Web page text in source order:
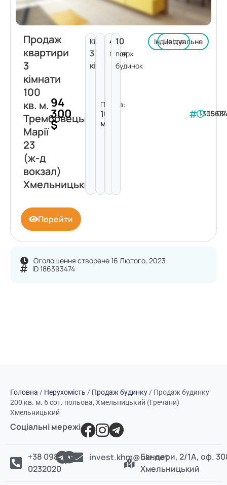
Оголошення створене 16 Лютого, 2023
ID 186393474
Продаж
квартири
3
кімнати
100
кв. м.
Трембовецької
Марії
23
(ж-д
вокзал)
Хмельницький
94
300
$
Кімнат:
3
кімнати
Площа:
100
м²
4
поверх
10
пов.
будинок
Індивідуальне
Цегла
Перейти
Головна / Нерухомість / Продаж будинку / Продаж будинку
200 кв. м. 6 сот. польова, Хмельницький (Гречани)
Хмельницький
Соціальні мережі
+38 098
0232020
invest.khm@ukr.netБандери, 2/1А, оф.
Хмельницький